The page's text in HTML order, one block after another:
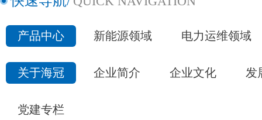
产品中心 新能源领域 电力运维领域
关于海冠 企业简介 企业文化 发
党建专栏